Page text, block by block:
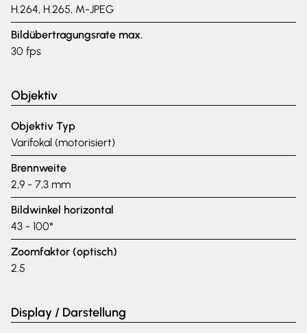
H.264, H.265, M-JPEG
Bildübertragungsrate max.
30 fps
Objektiv
Objektiv Typ
Varifokal (motorisiert)
Brennweite
2,9 - 7,3 mm
Bildwinkel horizontal
43 - 100°
Zoomfaktor (optisch)
2.5
Display / Darstellung